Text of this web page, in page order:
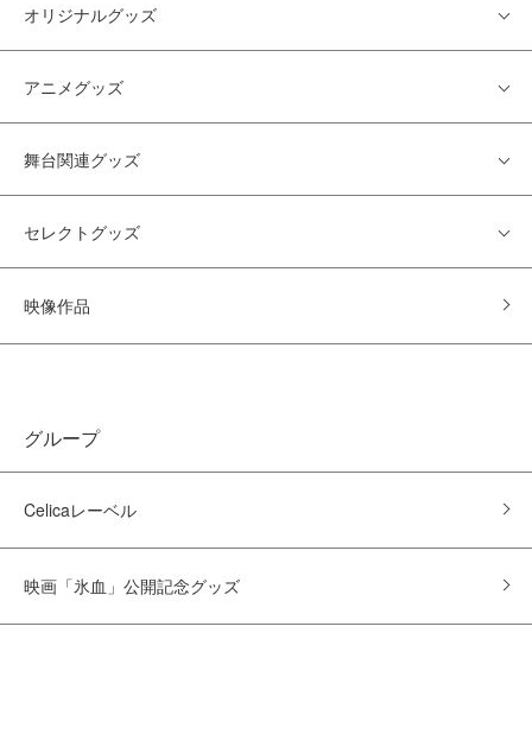
オリジナルグッズ
アニメグッズ
舞台関連グッズ
セレクトグッズ
映像作品
グループ
Celicaレーベル
映画「氷血」公開記念グッズ